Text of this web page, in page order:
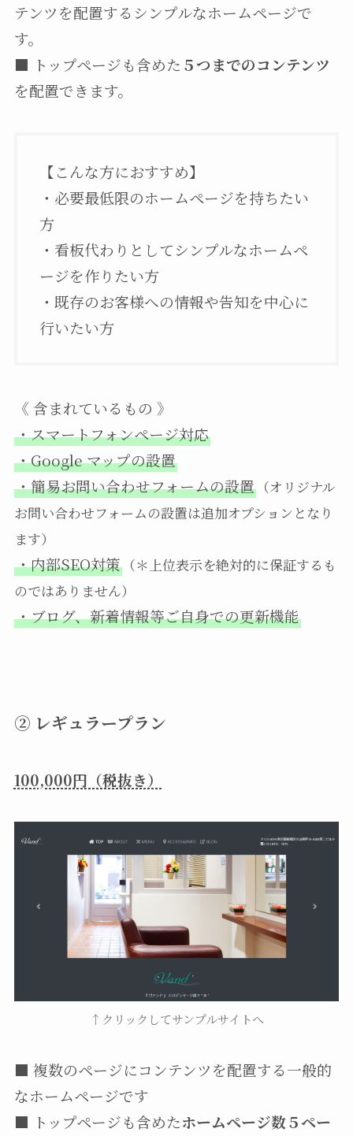
テンツを配置するシンプルなホームページで
す。
■ トップページも含めた ５つまでのコンテンツ
を配置できます。
【こんな方におすすめ】
・必要最低限のホームページを持ちたい
方
・看板代わりとしてシンプルなホームペ
ージを作りたい方
・既存のお客様への情報や告知を中心に
行いたい方
《 含まれているもの 》
・スマートフォンページ対応
・Google マップの設置
・簡易お問い合わせフォームの設置（オリジナル
お問い合わせフォームの設置は追加オプションとなり
ます）
・内部SEO対策（＊上位表示を絶対的に保証するも
のではありません）
・ブログ、新着情報等ご自身での更新機能
② レギュラープラン
100,000円（税抜き）
↑クリックしてサンプルサイトへ
■ 複数のページにコンテンツを配置する一般的
なホームページです
■ トップページも含めたホームページ数５ペー